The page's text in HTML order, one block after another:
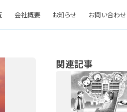
会社概要 お知らせ お問い合わせ
関連記事